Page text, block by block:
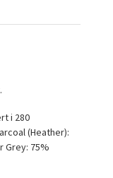
i 280
(Heather):
Grey: 75%